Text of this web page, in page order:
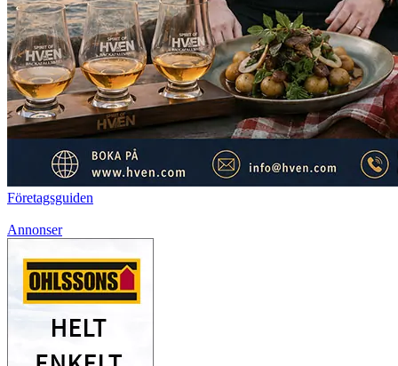
Företagsguiden
Annonser